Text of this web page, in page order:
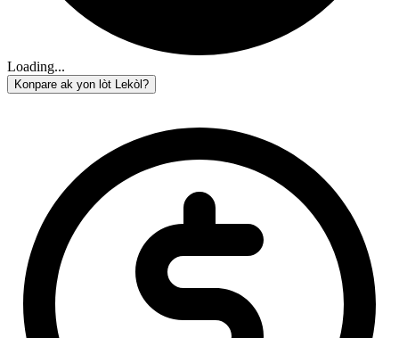
Loading...
Konpare ak yon lòt Lekòl?